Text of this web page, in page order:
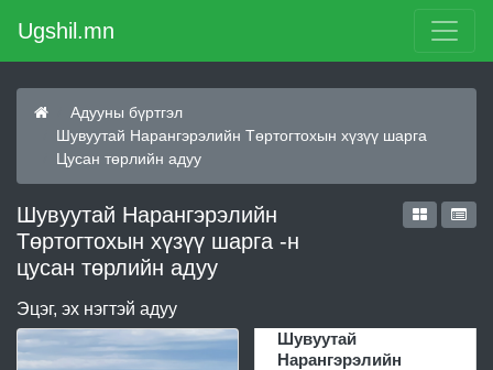
Ugshil.mn
Адууны бүртгэл
Шувуутай Нарангэрэлийн Төртогтохын хүзүү шарга
Цусан төрлийн адуу
Шувуутай Нарангэрэлийн
Төртогтохын хүзүү шарга -н
цусан төрлийн адуу
Эцэг, эх нэгтэй адуу
Шувуутай
Нарангэрэлийн